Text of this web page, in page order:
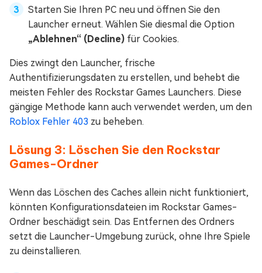
Starten Sie Ihren PC neu und öffnen Sie den
Launcher erneut. Wählen Sie diesmal die Option
„Ablehnen“ (Decline) für Cookies.
Dies zwingt den Launcher, frische
Authentifizierungsdaten zu erstellen, und behebt die
meisten Fehler des Rockstar Games Launchers. Diese
gängige Methode kann auch verwendet werden, um den
Roblox Fehler 403 zu beheben.
Lösung 3: Löschen Sie den Rockstar
Games-Ordner
Wenn das Löschen des Caches allein nicht funktioniert,
könnten Konfigurationsdateien im Rockstar Games-
Ordner beschädigt sein. Das Entfernen des Ordners
setzt die Launcher-Umgebung zurück, ohne Ihre Spiele
zu deinstallieren.